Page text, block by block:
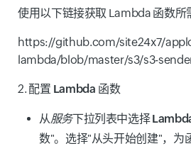
使用以下链接获取 Lambda 函数所
https://github.com/site24x7/
lambda/blob/master/s3/s3-
2. 配置 Lambda 函数
从服务下拉列表中选择
数"。选择"从头开始创建"，为